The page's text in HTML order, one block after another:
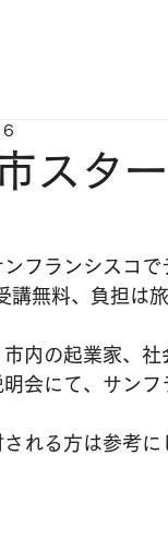
スタ
ンフランシスコ
講無料、負担は
内の起業家、社
会にて、サンフ
れる方は参考に